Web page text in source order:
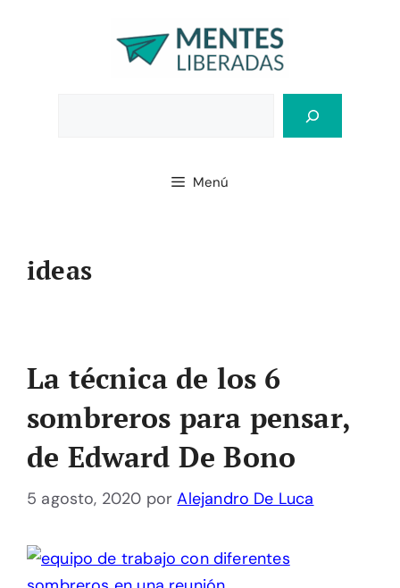
Menú
ideas
La técnica de los 6
sombreros para pensar,
de Edward De Bono
5 agosto, 2020 porAlejandro De Luca